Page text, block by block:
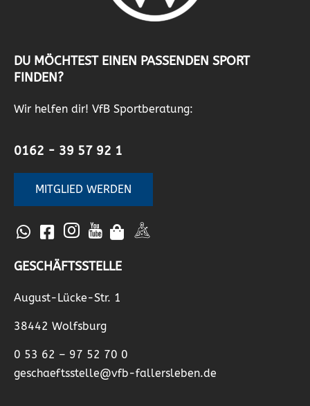
DU MÖCHTEST EINEN PASSENDEN SPORT
FINDEN?
Wir helfen dir! VfB Sportberatung:
0162 - 39 57 92 1
MITGLIED WERDEN
GESCHÄFTSSTELLE
August-Lücke-Str. 1
38442 Wolfsburg
0 53 62 – 97 52 70 0
geschaeftsstelle@vfb-fallersleben.de